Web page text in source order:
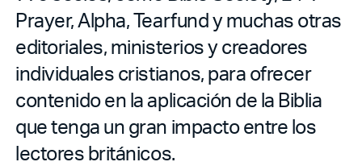
Prayer, Alpha, Tearfund y muchas otras
editoriales, ministerios y creadores
individuales cristianos, para ofrecer
contenido en la aplicación de la Biblia
que tenga un gran impacto entre los
lectores británicos.